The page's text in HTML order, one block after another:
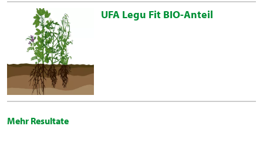
UFA Legu Fit BIO-Anteil
Mehr Resultate